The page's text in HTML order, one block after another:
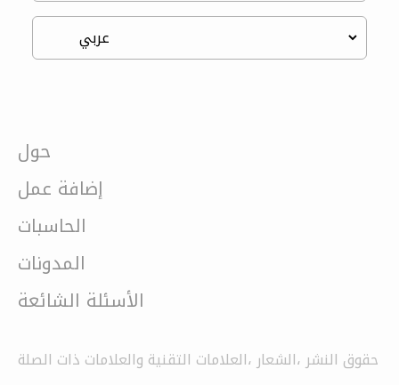
حول
إضافة عمل
الحاسبات
المدونات
الأسئلة الشائعة
حقوق النشر ،الشعار ،العلامات التقنية والعلامات ذات الصلة